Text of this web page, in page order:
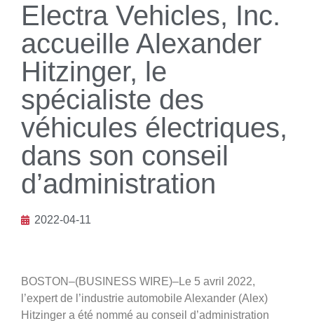
Electra Vehicles, Inc.
accueille Alexander
Hitzinger, le
spécialiste des
véhicules électriques,
dans son conseil
d’administration
2022-04-11
BOSTON–(BUSINESS WIRE)–Le 5 avril 2022,
l’expert de l’industrie automobile Alexander (Alex)
Hitzinger a été nommé au conseil d’administration